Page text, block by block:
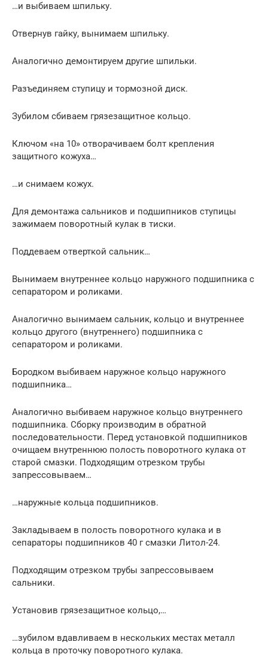
…и выбиваем шпильку.
Отвернув гайку, вынимаем шпильку.
Аналогично демонтируем другие шпильки.
Разъединяем ступицу и тормозной диск.
Зубилом сбиваем грязезащитное кольцо.
Ключом «на 10» отворачиваем болт крепления
защитного кожуха…
…и снимаем кожух.
Для демонтажа сальников и подшипников ступицы
зажимаем поворотный кулак в тиски.
Поддеваем отверткой сальник…
Вынимаем внутреннее кольцо наружного подшипника с
сепаратором и роликами.
Аналогично вынимаем сальник, кольцо и внутреннее
кольцо другого (внутреннего) подшипника с
сепаратором и роликами.
Бородком выбиваем наружное кольцо наружного
подшипника…
Аналогично выбиваем наружное кольцо внутреннего
подшипника. Сборку производим в обратной
последовательности. Перед установкой подшипников
очищаем внутреннюю полость поворотного кулака от
старой смазки. Подходящим отрезком трубы
запрессовываем…
…наружные кольца подшипников.
Закладываем в полость поворотного кулака и в
сепараторы подшипников 40 г смазки Литол-24.
Подходящим отрезком трубы запрессовываем
сальники.
Установив грязезащитное кольцо,…
…зубилом вдавливаем в нескольких местах металл
кольца в проточку поворотного кулака.